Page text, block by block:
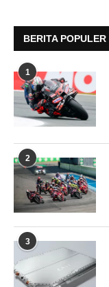
BERITA POPULER
1
2
3